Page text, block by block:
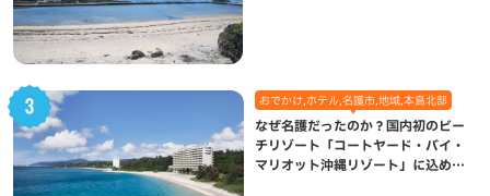
おでかけ,ホテル,名護市,地域,本島北部
なぜ名護だったのか？国内初のビー
チリゾート「コートヤード・バイ・
マリオット沖縄リゾート」に込めら